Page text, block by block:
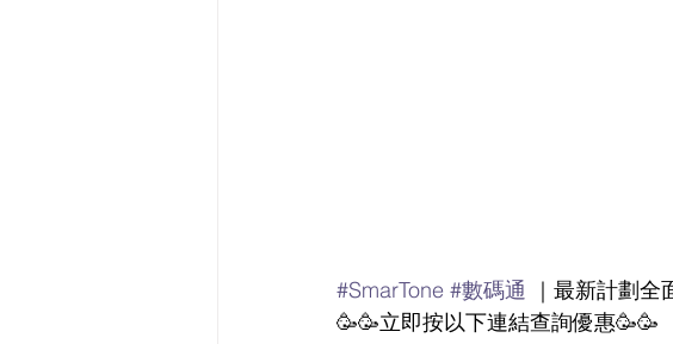
#SmarTone #數碼通 ｜最新計劃全
🥳🥳立即按以下連結查詢優惠🥳🥳